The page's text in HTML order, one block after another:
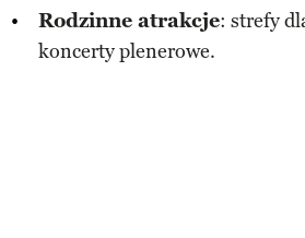
Rodzinne atrakcje: strefy
koncerty plenerowe.